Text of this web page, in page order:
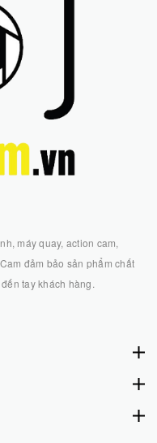
máy quay, action cam,
đảm bảo sản phẩm chất
tay khách hàng.